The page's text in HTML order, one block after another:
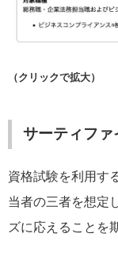
（クリックで拡大）
サーティフ
資格試験を利用す
当者の三者を想定
ズに応えることを